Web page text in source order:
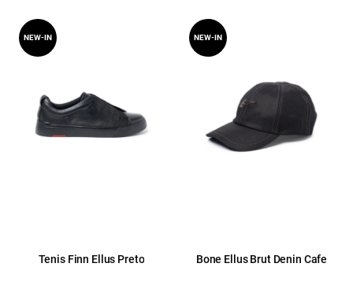
Tenis Finn Ellus Preto
NEW-IN
Bone Ellus Brut Denin Cafe
NEW-IN